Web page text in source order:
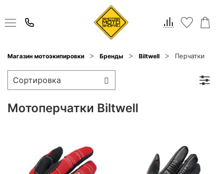
Магазин мотоэкипировки Бренды Biltwell Перчатки
Мотоперчатки Biltwell